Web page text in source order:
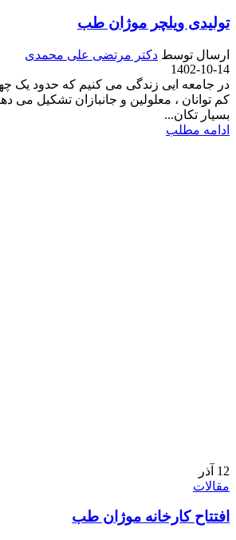
تولیدی ویلچر موژان طب
ارسال توسط دکتر مرتضی علی محمدی
1402-10-14
در جامعه ایی زندگی می کنیم که حدود یک
کم توانان ، معلولین و جانبازان تشکیل می
بسیار تکان...
ادامه مطلب
12 آذر
مقالات
افتتاح کارخانه موژان طب